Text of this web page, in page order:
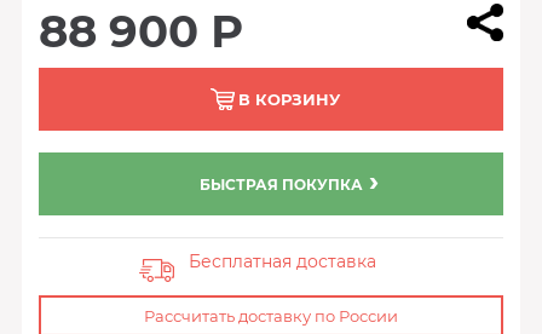
88 900 Р
В КОРЗИНУ
БЫСТРАЯ ПОКУПКА
Бесплатная доставка
Рассчитать доставку по России